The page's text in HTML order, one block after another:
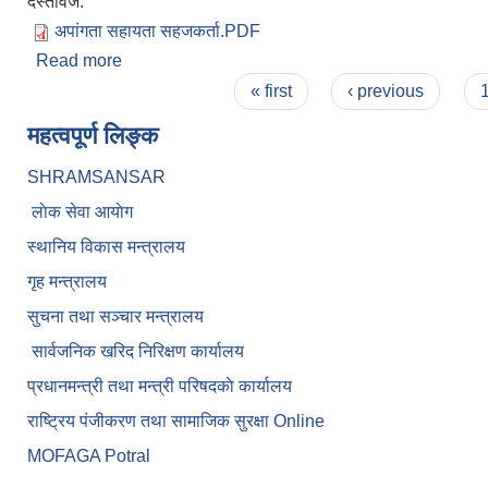
अपांगता सहायता सहजकर्ता.PDF
Read more
« first ‹ previous 1
महत्वपूर्ण लिङ्क
SHRAMSANSAR
लाेक सेवा आयाेग
स्थानिय विकास मन्त्रालय
गृह मन्त्रालय
सुचना तथा सञ्चार मन्त्रालय
सार्वजनिक खरिद निरिक्षण कार्यालय
प्रधानमन्त्री तथा मन्त्री परिषदकाे कार्यालय
राष्ट्रिय पंजीकरण तथा सामाजिक सुरक्षा Online
MOFAGA Potral